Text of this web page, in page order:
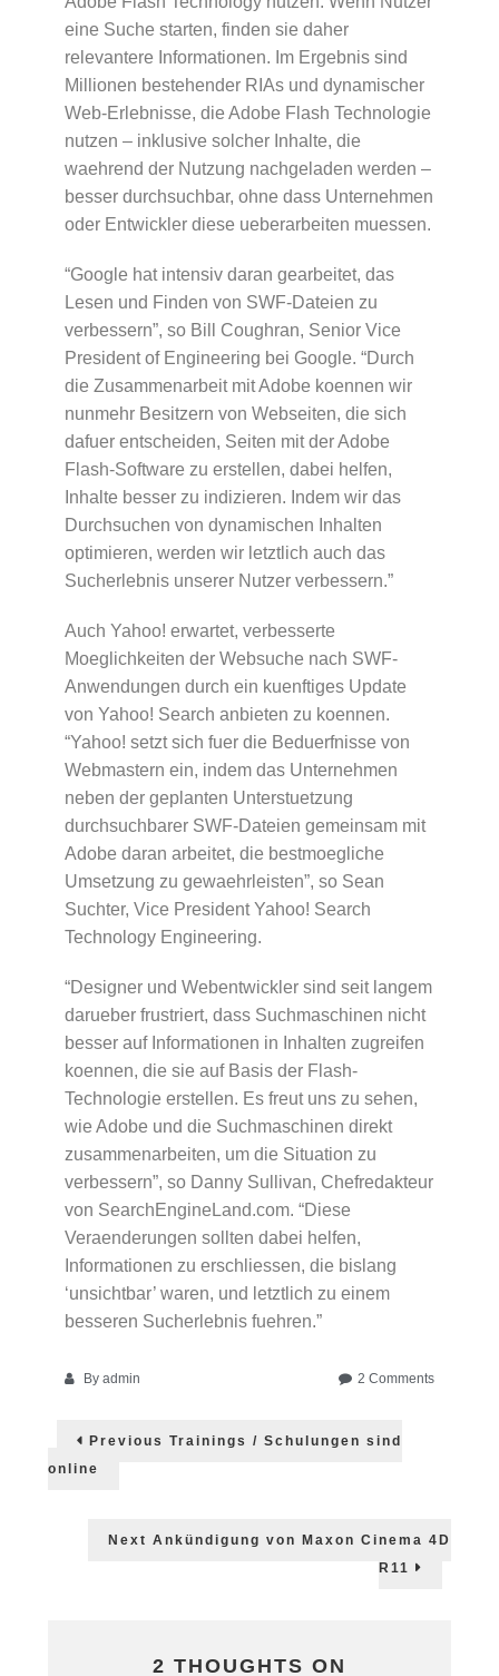
eine Suche starten, finden sie daher
relevantere Informationen. Im Ergebnis sind
Millionen bestehender RIAs und dynamischer
Web-Erlebnisse, die Adobe Flash Technologie
nutzen – inklusive solcher Inhalte, die
waehrend der Nutzung nachgeladen werden –
besser durchsuchbar, ohne dass Unternehmen
oder Entwickler diese ueberarbeiten muessen.
“Google hat intensiv daran gearbeitet, das
Lesen und Finden von SWF-Dateien zu
verbessern”, so Bill Coughran, Senior Vice
President of Engineering bei Google. “Durch
die Zusammenarbeit mit Adobe koennen wir
nunmehr Besitzern von Webseiten, die sich
dafuer entscheiden, Seiten mit der Adobe
Flash-Software zu erstellen, dabei helfen,
Inhalte besser zu indizieren. Indem wir das
Durchsuchen von dynamischen Inhalten
optimieren, werden wir letztlich auch das
Sucherlebnis unserer Nutzer verbessern.”
Auch Yahoo! erwartet, verbesserte
Moeglichkeiten der Websuche nach SWF-
Anwendungen durch ein kuenftiges Update
von Yahoo! Search anbieten zu koennen.
“Yahoo! setzt sich fuer die Beduerfnisse von
Webmastern ein, indem das Unternehmen
neben der geplanten Unterstuetzung
durchsuchbarer SWF-Dateien gemeinsam mit
Adobe daran arbeitet, die bestmoegliche
Umsetzung zu gewaehrleisten”, so Sean
Suchter, Vice President Yahoo! Search
Technology Engineering.
“Designer und Webentwickler sind seit langem
darueber frustriert, dass Suchmaschinen nicht
besser auf Informationen in Inhalten zugreifen
koennen, die sie auf Basis der Flash-
Technologie erstellen. Es freut uns zu sehen,
wie Adobe und die Suchmaschinen direkt
zusammenarbeiten, um die Situation zu
verbessern”, so Danny Sullivan, Chefredakteur
von SearchEngineLand.com. “Diese
Veraenderungen sollten dabei helfen,
Informationen zu erschliessen, die bislang
‘unsichtbar’ waren, und letztlich zu einem
besseren Sucherlebnis fuehren.”
By admin 2 Commentson
Co
Post
navigation
Previous Previous
Trainings / Schulungen sind
online
Next
Next
Ankündigung von Maxon Cinema 4D
R11
2 THOUGHTS ON